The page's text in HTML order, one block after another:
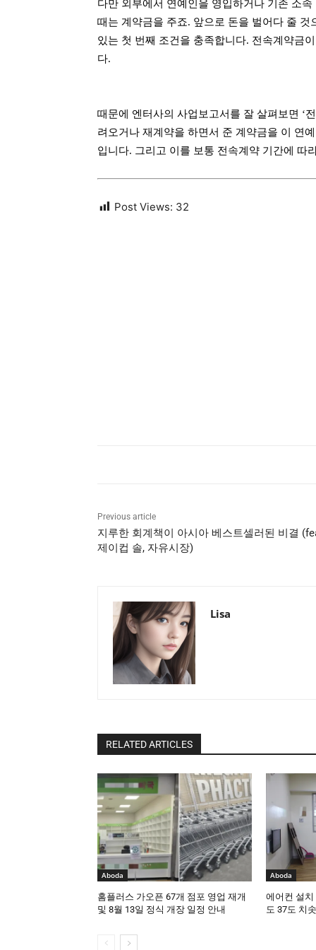
다만 외부에서 연예인을 영입하거나 기존 소
때는 계약금을 주죠. 앞으로 돈을 벌어다 줄
있는 첫 번째 조건을 충족합니다. 전속계약금
다.
때문에 엔터사의 사업보고서를 잘 살펴보면 ‘
려오거나 재계약을 하면서 준 계약금을 이 연
입니다. 그리고 이를 보통 전속계약 기간에 따
Post Views: 32
Previous article
지루한 회계책이 아시아 베스트셀러된 비결
제이컵 솔, 자유시장)
Lisa
RELATED ARTICLES
Aboda
홈플러스 가오픈 67개 점포 영업 재개
및 8월 13일 정식 개장 일정 안내
Aboda
에어컨 설
도 37도 치